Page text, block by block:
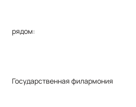
рядом:
Государственная филармония